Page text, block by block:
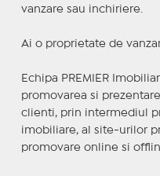
vanzare sau inchiriere.
Ai o proprietate de
Echipa PREMIER
promovarea si
clienti, prin intermediul
imobiliare, al site-urilor
promovare online si